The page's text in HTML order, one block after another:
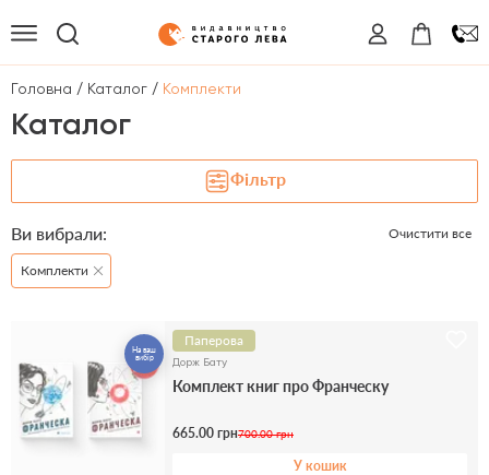
Головна / Каталог / Комплекти
Каталог
Фільтр
Ви вибрали: Очистити все
Комплекти
На ваш
вибір
Паперова
Дорж Бату
Комплект книг про Франческу
665.00 грн700.00 грн
У кошик